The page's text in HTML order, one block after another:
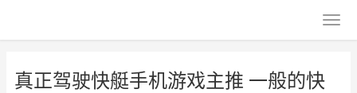
真正驾驶快艇手机游戏主推 一般的快